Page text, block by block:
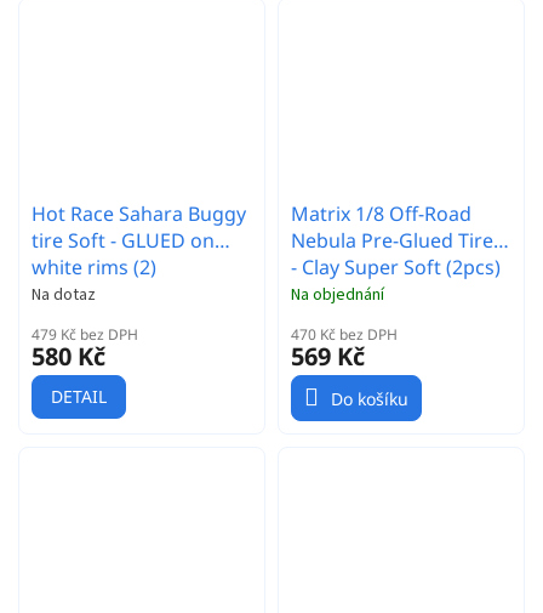
Hot Race Sahara Buggy
tire Soft - GLUED on
white rims (2)
Na dotaz
479 Kč bez DPH
580 Kč
DETAIL
Matrix 1/8 Off-Road
Nebula Pre-Glued Tires
- Clay Super Soft (2pcs)
Na objednání
470 Kč bez DPH
569 Kč
Do košíku